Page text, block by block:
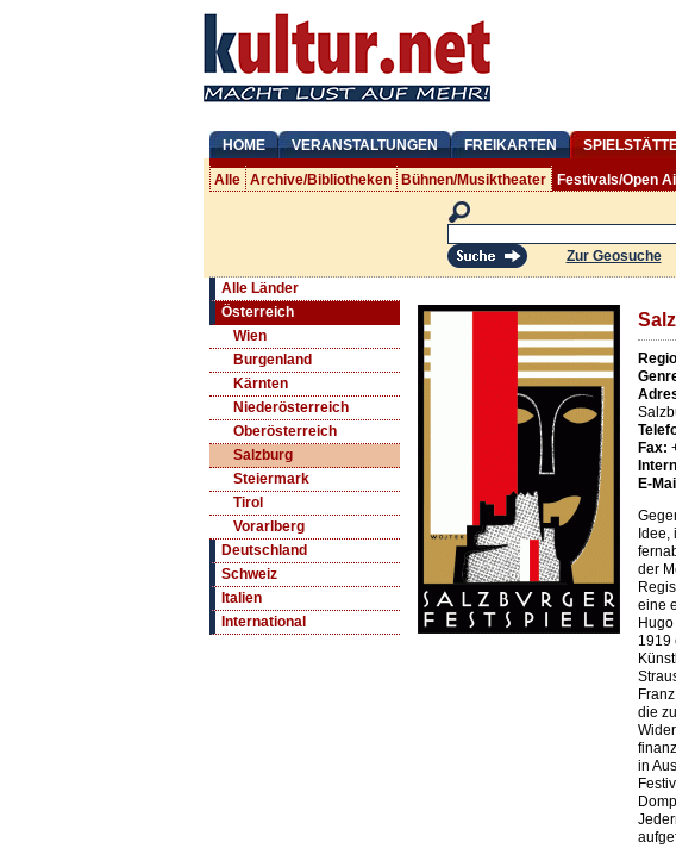
HOME VERANSTALTUNGEN FREIKARTEN
Alle Archive/Bibliotheken Bühnen/Musiktheater Festivals/Open
Zur Geosuche
Alle Länder
Österreich
Wien
Burgenland
Kärnten
Niederösterreich
Oberösterreich
Salzburg
Steiermark
Tirol
Vorarlberg
Deutschland
Schweiz
Italien
International
Fax:
E-
der
eine
1919
die
in